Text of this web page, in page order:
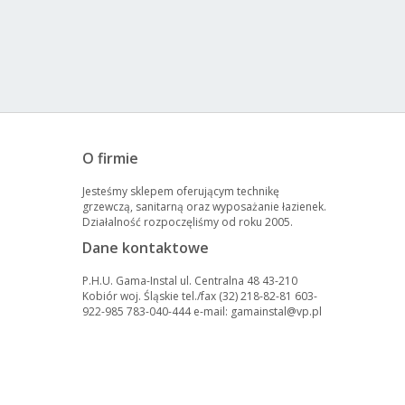
O firmie
Jesteśmy sklepem oferującym technikę
grzewczą, sanitarną oraz wyposażanie łazienek.
Działalność rozpoczęliśmy od roku 2005.
Dane kontaktowe
P.H.U. Gama-Instal ul. Centralna 48 43-210
Kobiór woj. Śląskie tel./fax (32) 218-82-81 603-
922-985 783-040-444 e-mail: gamainstal@vp.pl